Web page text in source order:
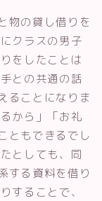
物の貸し借りを
クラスの男子
をしたことは
との共通の話
ることになりま
から」「お礼
ともできるでし
としても、同
する資料を借り
することで、